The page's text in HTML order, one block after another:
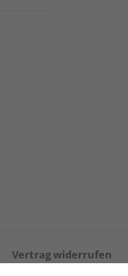
Vertrag widerrufen